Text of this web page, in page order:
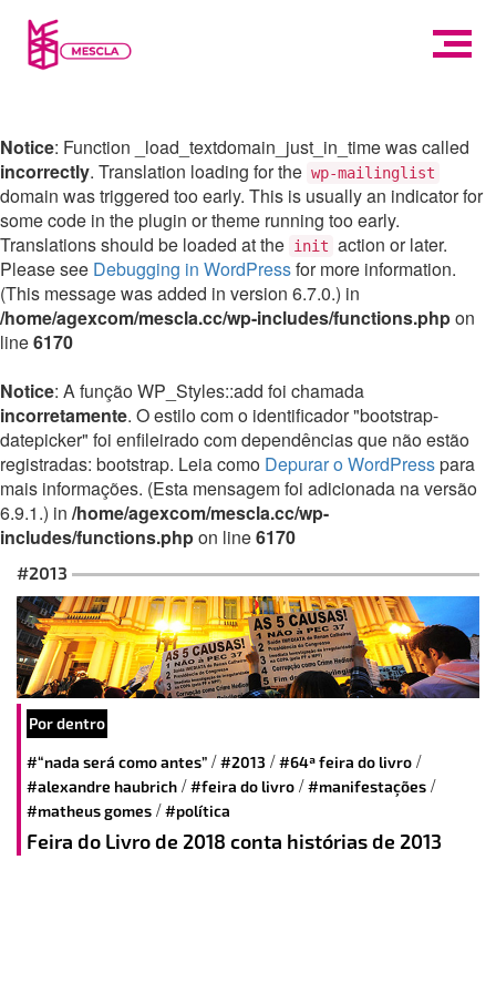
Notice: Function _load_textdomain_just_in_time was called
incorrectly. Translation loading for the wp-mailinglist
domain was triggered too early. This is usually an indicator for
some code in the plugin or theme running too early.
Translations should be loaded at the init action or later.
Please see Debugging in WordPressfor more information.
(This message was added in version 6.7.0.) in
/home/agexcom/mescla.cc/wp-includes/functions.phpon
line6170
Notice: A função WP_Styles::add foi chamada
incorretamente. O estilo com o identificador "bootstrap-
datepicker" foi enfileirado com dependências que não estão
registradas: bootstrap. Leia como Depurar o WordPresspara
mais informações. (Esta mensagem foi adicionada na versão
6.9.1.) in /home/agexcom/mescla.cc/wp-
includes/functions.phpon line6170
#2013
Por dentro
#“nada será como antes” /#2013 /#64ª feira do livro /
#alexandre haubrich /#feira do livro /#manifestações /
#matheus gomes /#política
Feira do Livro de 2018 conta histórias de 2013